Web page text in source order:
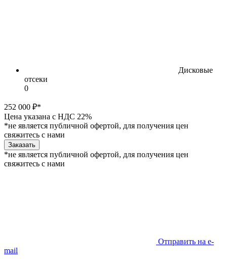
Дисковые
отсеки
0
252 000 ₽*
Цена указана с НДС 22%
*не является публичной офертой, для получения цен
свяжитесь с нами
Заказать
*не является публичной офертой, для получения цен
свяжитесь с нами
Отправить на e-
mail